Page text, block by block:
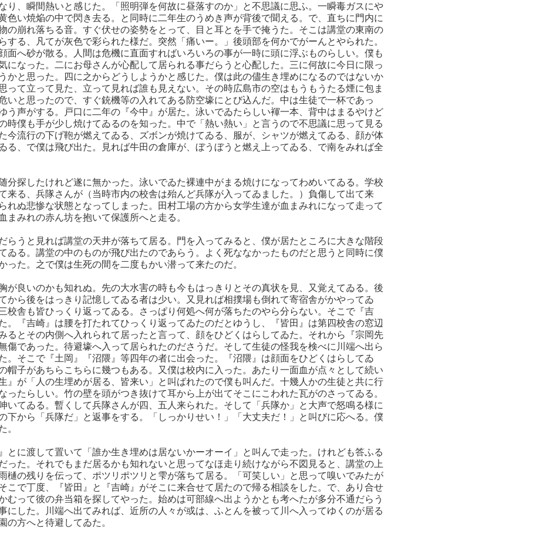
り、瞬間熱いと感じた。「照明弾を何故に昼落すのか」と不思議に思ふ。一瞬毒ガスにや
色い焼焔の中で閃き去る。と同時に二年生のうめき声が背後で聞える。で、直ちに門内に
の崩れ落ちる音。すぐ伏せの姿勢をとって、目と耳とを手で掩うた。そこは講堂の東南の
する、凡てが灰色で彩られた様だ。突然「痛いー。」後頭部を何かでがーんとやられた。
面へ砂が散る。人間は危機に直面すればいろいろの事が一時に頭に浮ぶものらしい。僕も
になった。二にお母さんが心配して居られる事だらうと心配した。三に何故に今日に限っ
かと思った。四に之からどうしようかと感じた。僕は此の儘生き埋めになるのではないか
って立って見た、立って見れば誰も見えない。その時広島市の空はもうもうたる煙に包ま
いと思ったので、すぐ銃機等の入れてある防空壕にとび込んだ。中は生徒で一杯であっ
う声がする。戸口に二年の『今中』が居た。泳いでゐたらしい褌一本、背中はまるやけど
時僕も手が少し焼けてゐるのを知った。中で「熱い熱い」と言うので不思議に思って見る
今流行の下げ鞄が燃えてゐる、ズボンが焼けてゐる、服が、シャツが燃えてゐる、顔が体
る、で僕は飛び出た。見れば牛田の倉庫が、ぼうぼうと燃え上ってゐる、で南をみれば全
分探したけれど遂に無かった。泳いでゐた裸連中がまる焼けになってわめいてゐる。学校
来る、兵隊さんが（当時市内の校舎は殆んど兵隊が入ってゐました。）負傷して出て来
れぬ悲惨な状態となってしまった。田村工場の方から女学生達が血まみれになって走って
まみれの赤ん坊を抱いて保護所へと走る。
らうと見れば講堂の天井が落ちて居る。門を入ってみると、僕が居たところに大きな階段
ゐる。講堂の中のものが飛び出たのであらう。よく死ななかったものだと思うと同時に僕
った。之で僕は生死の間を二度もかい潜って来たのだ。
が良いのかも知れぬ。先の大水害の時も今もはっきりとその真状を見、又覚えてゐる。後
から後をはっきり記憶してゐる者は少い。又見れば相撲場も倒れて寄宿舎がかやってゐ
校舎も皆ひっくり返ってゐる。さっぱり何処へ何が落ちたのやら分らない。そこで『吉
。『吉崎』は腰を打たれてひっくり返ってゐたのだとゆうし、『皆田』は第四校舎の窓辺
るとその内側へ入れられて居ったと言って、顔をひどくはらしてゐた。それから『宗岡先
傷であった。待避壕へ入って居られたのださうだ。そして生徒の怪我を検べに川端へ出ら
。そこで『土岡』『沼隈』等四年の者に出会った。『沼隈』は顔面をひどくはらしてゐ
帽子があちらこちらに幾つもある。又僕は校内に入った。あたり一面血が点々として続い
』が「人の生埋めが居る、皆来い」と叫ばれたので僕も叫んだ。十幾人かの生徒と共に行
ったらしい。竹の壁を頭がつき抜けて耳から上が出てそこにこわれた瓦がのさってゐる。
いてゐる。暫くして兵隊さんが四、五人来られた。そして「兵隊か」と大声で怒鳴る様に
下から「兵隊だ」と返事をする。「しっかりせい！」「大丈夫だ！」と叫びに応へる。僕
。
とに渡して置いて「誰か生き埋めは居ないかーオーイ」と叫んで走った。けれども答ふる
った。それでもまだ居るかも知れないと思ってなほ走り続けながら不図見ると、講堂の上
樋の残りを伝って、ポツリポツリと雫が落ちて居る。「可笑しい」と思って嗅いでみたが
こで丁度、『皆田』と『吉崎』がそこに来合せて居たので帰る相談をした。で、あり合せ
むって彼の弁当箱を探してやった。始めは可部線へ出ようかとも考へたが多分不通だらう
にした。川端へ出てみれば、近所の人々が或は、ふとんを被って川へ入ってゆくのが居る
の方へと待避してゐた。